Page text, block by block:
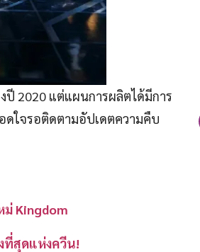
ปี 2020 แต่แผนการผลิตได้มีการ
ดใจรอติดตามอัปเดตความคืบ
Kingdom
ที่สุดแห่งควีน!